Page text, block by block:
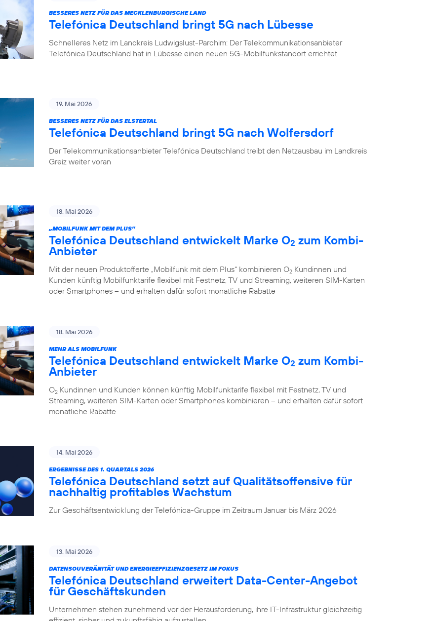
BESSERES NETZ FÜR DAS MECKLENBURGISCHE LAND
Telefónica Deutschland bringt 5G nach Lübesse
Schnelleres Netz im Landkreis Ludwigslust-Parchim: Der Telekommunikationsanbieter
Telefónica Deutschland hat in Lübesse einen neuen 5G-Mobilfunkstandort errichtet
19. Mai 2026
BESSERES NETZ FÜR DAS ELSTERTAL
Telefónica Deutschland bringt 5G nach Wolfersdorf
Der Telekommunikationsanbieter Telefónica Deutschland treibt den Netzausbau im Landkreis
Greiz weiter voran
18. Mai 2026
„MOBILFUNK MIT DEM PLUS”
Telefónica Deutschland entwickelt Marke O2 zum Kombi-
Anbieter
Mit der neuen Produktofferte „Mobilfunk mit dem Plus“ kombinieren O2 Kundinnen und
Kunden künftig Mobilfunktarife flexibel mit Festnetz, TV und Streaming, weiteren SIM-Karten
oder Smartphones – und erhalten dafür sofort monatliche Rabatte
18. Mai 2026
MEHR ALS MOBILFUNK
Telefónica Deutschland entwickelt Marke O2 zum Kombi-
Anbieter
O2 Kundinnen und Kunden können künftig Mobilfunktarife flexibel mit Festnetz, TV und
Streaming, weiteren SIM-Karten oder Smartphones kombinieren – und erhalten dafür sofort
monatliche Rabatte
14. Mai 2026
ERGEBNISSE DES 1. QUARTALS 2026
Telefónica Deutschland setzt auf Qualitätsoffensive für
nachhaltig profitables Wachstum
Zur Geschäftsentwicklung der Telefónica-Gruppe im Zeitraum Januar bis März 2026
13. Mai 2026
DATENSOUVERÄNITÄT UND ENERGIEEFFIZIENZGESETZ IM FOKUS
Telefónica Deutschland erweitert Data-Center-Angebot
für Geschäftskunden
Unternehmen stehen zunehmend vor der Herausforderung, ihre IT-Infrastruktur gleichzeitig